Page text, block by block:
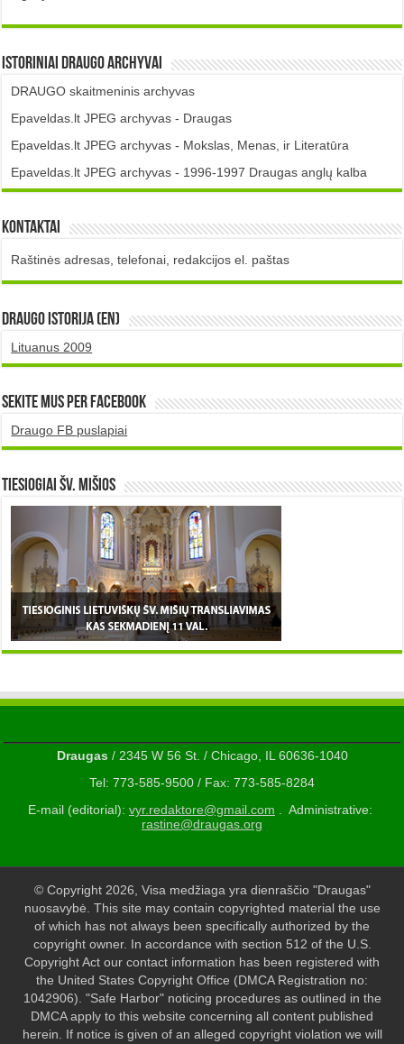
Istoriniai DRAUGO Archyvai
DRAUGO skaitmeninis archyvas
Epaveldas.lt JPEG archyvas - Draugas
Epaveldas.lt JPEG archyvas - Mokslas, Menas, ir Literatūra
Epaveldas.lt JPEG archyvas - 1996-1997 Draugas anglų kalba
Kontaktai
Raštinės adresas, telefonai, redakcijos el. paštas
DRAUGO istorija (EN)
Lituanus 2009
Sekite mus per Facebook
Draugo FB puslapiai
TIESIOGIAI šv. MIŠIOS
Draugas/ 2345 W 56 St. / Chicago, IL 60636-1040
Tel: 773-585-9500 / Fax: 773-585-8284
E-mail (editorial): vyr.redaktore@gmail.com . Administrative:
rastine@draugas.org
© Copyright 2026, Visa medžiaga yra dienraščio "Draugas"
nuosavybė. This site may contain copyrighted material the use
of which has not always been specifically authorized by the
copyright owner. In accordance with section 512 of the U.S.
Copyright Act our contact information has been registered with
the United States Copyright Office (DMCA Registration no:
1042906). "Safe Harbor" noticing procedures as outlined in the
DMCA apply to this website concerning all content published
herein. If notice is given of an alleged copyright violation we will